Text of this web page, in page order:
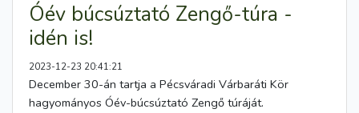
Óév búcsúztató Zengő-túra -
idén is!
2023-12-23 20:41:21
December 30-án tartja a Pécsváradi Várbaráti Kör
hagyományos Óév-búcsúztató Zengő túráját.